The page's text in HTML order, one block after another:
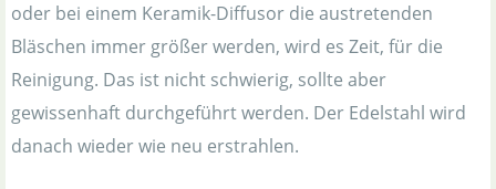
oder bei einem Keramik-Diffusor die austretenden
Bläschen immer größer werden, wird es Zeit, für die
Reinigung. Das ist nicht schwierig, sollte aber
gewissenhaft durchgeführt werden. Der Edelstahl wird
danach wieder wie neu erstrahlen.